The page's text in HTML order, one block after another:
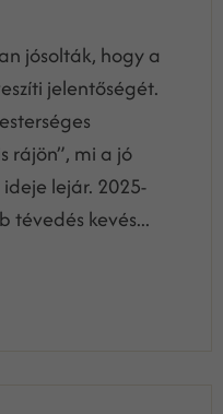
jósolták, hogy a
jelentőségét.
rájön”, mi a jó
lejár. 2025-
tévedés kevés...